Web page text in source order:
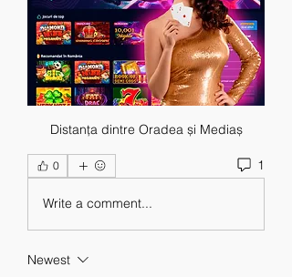
Distanța dintre Oradea și Mediaș
0 1
Write a comment...
Newest